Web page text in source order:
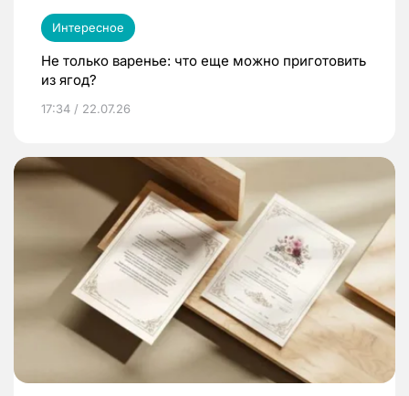
Интересное
Не только варенье: что еще можно приготовить
из ягод?
17:34 / 22.07.26